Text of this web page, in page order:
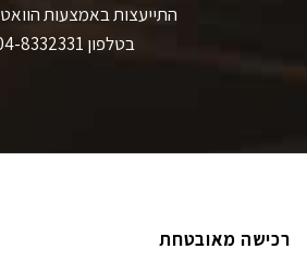
התייעצות באמצעות
בטלפון 04-8332331.
רכישה מאובטחת